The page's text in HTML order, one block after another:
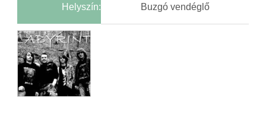
Helyszín: Buzgó vendéglő